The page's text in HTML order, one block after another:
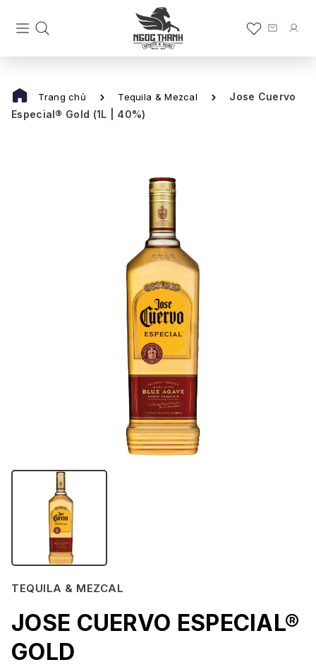
Trang chủ Tequila & Mezcal
Jose Cuervo
Especial® Gold (1L | 40%)
TEQUILA & MEZCAL
JOSE CUERVO ESPECIAL®
GOLD